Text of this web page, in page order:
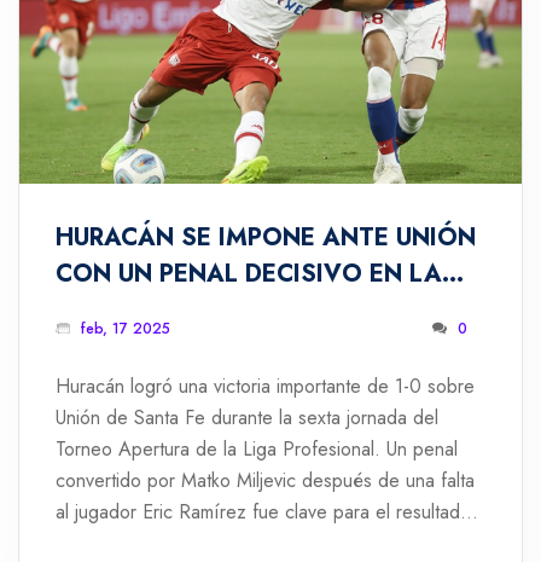
HURACÁN SE IMPONE ANTE UNIÓN
CON UN PENAL DECISIVO EN LA
feb, 17 2025 0
Huracán logró una victoria importante de 1-0 sobre
Unión de Santa Fe durante la sexta jornada del
Torneo Apertura de la Liga Profesional. Un penal
convertido por Matko Miljevic después de una falta
al jugador Eric Ramírez fue clave para el resultado.